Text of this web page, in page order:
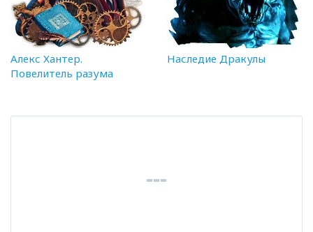
Алекс Хантер.
Повелитель разума
Наследие Дракулы